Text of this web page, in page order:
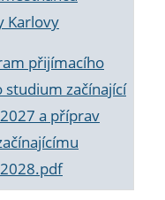
Karlovy
přijímacího
studium začínající
a příprav